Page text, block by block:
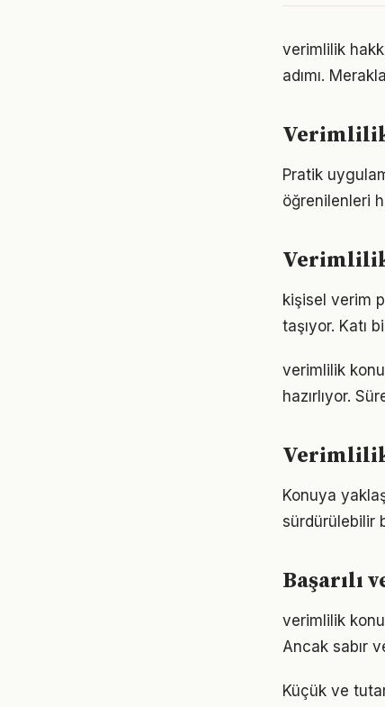
verimlilik
adımı.
Pratik
öğrenilenleri
Verimlilik
kişisel verim
taşıyor. Katı
verimlilik
hazırlıyor.
Konuya
sürdürülebilir
Başarılı
verimlilik
Ancak sabır
Küçük ve